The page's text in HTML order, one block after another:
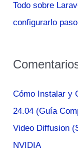
Todo sobre
configurarlo
Cómo Instalar y
24.04 (Guía
Video Diffusion
NVIDIA